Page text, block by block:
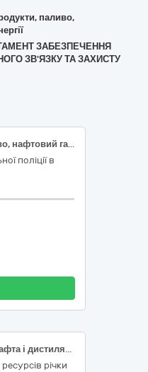
паливо,
ЗАБЕЗПЕЧЕННЯ
ЗВ'ЯЗКУ ТА ЗАХИСТУ
«Бензин А-95, дизельне паливо, нафтовий газ скраплений», класифікація згідно ДК 021:2015: 09130000-9 – Нафта і дистиляти
поліції в
«ДК 021:2015 - 09130000-9 Нафта і дистиляти». (Бензин А-95 – 300л., Дизельне паливо - 2 000л. за довірчими документами).
річки